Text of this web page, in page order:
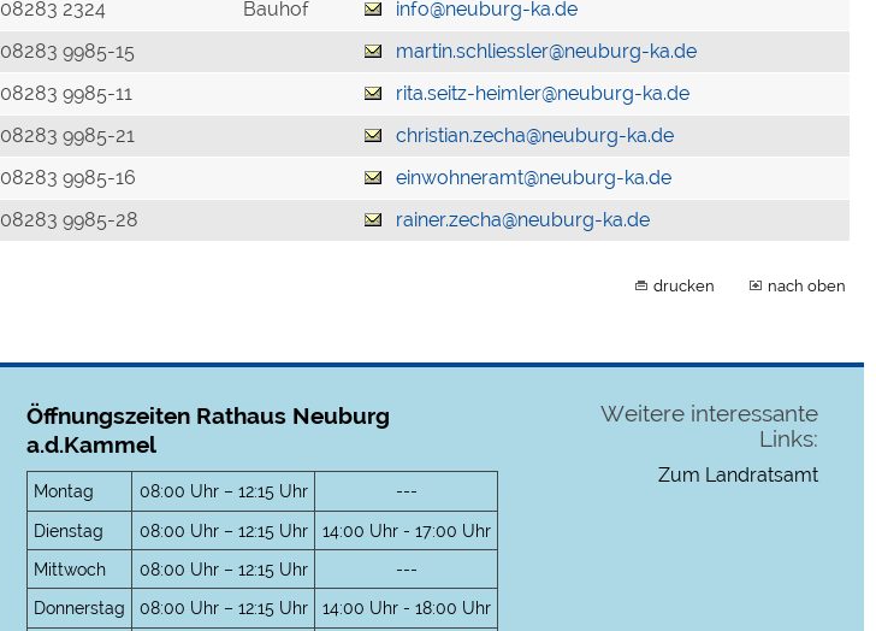
08283 2324 Bauhof
info@neuburg-ka.de
08283 9985-15
martin.schliessler@neuburg-ka.de
08283 9985-11
rita.seitz-heimler@neuburg-ka.de
08283 9985-21
christian.zecha@neuburg-ka.de
08283 9985-16
einwohneramt@neuburg-ka.de
08283 9985-28 rainer.zecha@neuburg-ka.de
drucken nach oben
Öffnungszeiten Rathaus Neuburg
a.d.Kammel
Montag 08:00 Uhr – 12:15 Uhr
---
Dienstag
08:00 Uhr – 12:15 Uhr
14:00 Uhr - 17:00 Uhr
Mittwoch
08:00 Uhr – 12:15 Uhr
---
Donnerstag
08:00 Uhr – 12:15 Uhr 14:00 Uhr - 18:00 Uhr
Weitere interessante
Links:
Zum Landratsamt